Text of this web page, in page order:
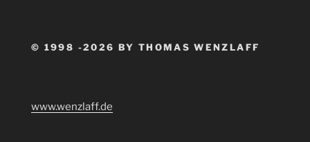
© 1998 -2026 BY THOMAS WENZLAFF
www.wenzlaff.de